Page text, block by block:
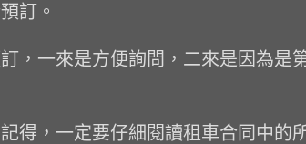
訂。
，一來是方便詢問，二來是因為
得，一定要仔細閱讀租車合同中的